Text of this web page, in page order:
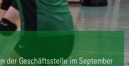
der Geschäftsstelle im September